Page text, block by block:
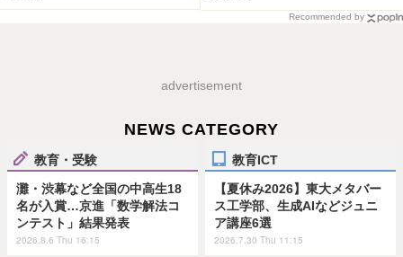
Recommended by
advertisement
NEWS CATEGORY
教育・受験
灘・渋幕など全国の中高生18
名が入賞…京進「数学解法コ
ンテスト」結果発表
2026.8.6 Thu 16:15
教育ICT
【夏休み2026】東大メタバー
ス工学部、生成AIなどジュニ
ア講座6選
2026.7.30 Thu 11:15